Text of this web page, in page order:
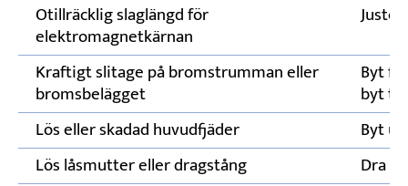
Otillräcklig slaglängd för
elektromagnetkärnan
Kraftigt slitage på bromstrumman eller
bromsbelägget
Byt
byt
Lös eller skadad huvudfjäder
Byt ut
Lös låsmutter eller dragstång
Dra